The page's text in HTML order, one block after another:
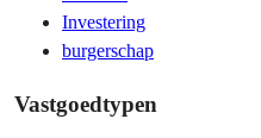
Investering
burgerschap
Vastgoedtypen